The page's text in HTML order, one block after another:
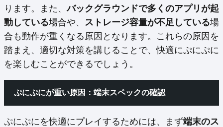
ります。また、バックグラウンドで多くのアプリが起
動している場合や、 ストレージ容量が不足している場
合も動作が重くなる原因となります。これらの原因を
踏まえ、適切な対策を講じることで、快適にぷにぷに
を楽しむことができるでしょう。
ぷにぷにが重い原因：端末スペックの確認
ぷにぷにを快適にプレイするためには、まず端末のス